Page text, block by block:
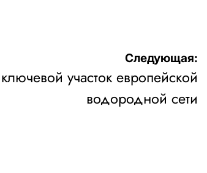
Следующая:
участок европейской
водородной сети